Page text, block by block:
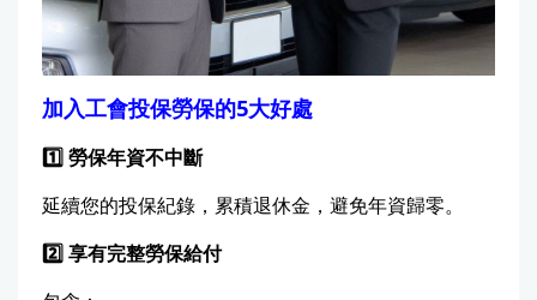
加入工會投保勞保的5大好處
1️勞保年資不中斷
延續您的投保紀錄，累積退休金，避免年資歸零。
2️享有完整勞保給付